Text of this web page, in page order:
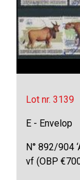
Lot nr. 3139
E - Envelop
N° 892/904
vf (OBP